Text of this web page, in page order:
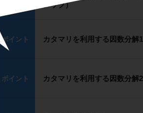
アップ）
ポイント カタマリを利用する因数分解1
ポイント カタマリを利用する因数分解2